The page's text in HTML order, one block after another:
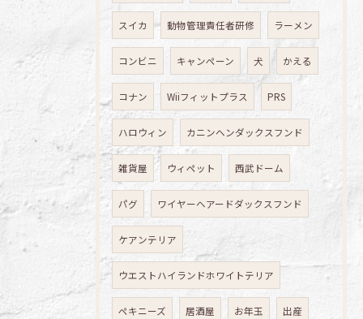
スイカ 動物管理責任者研修 ラーメン
コンビニ キャンペーン 犬 かえる
コナン Wiiフィットプラス PRS
ハロウィン カニンヘンダックスフンド
雑貨屋 ウィペット 西武ドーム
パグ ワイヤーヘアードダックスフンド
ケアンテリア
ウエストハイランドホワイトテリア
ペキニーズ 居酒屋 お年玉 出産